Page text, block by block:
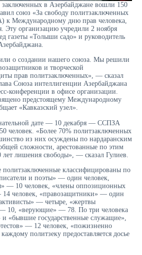
заключенных в Азербайджане вошли 150
союз «За свободу политзаключенных
к Международному дню прав человека,
Эту организацию учредили 2 ноября
газеты «Толыши садо» и руководитель
о создании нашего союза. Мы решили
и творческой
прав политзаключенных», — сказал
Союза интеллигенции Азербайджана
конференции в офисе организации.
предстоящему Международному
«Кавказский узел».
дате — 10 декабря — ССПЗА
человек. «Более 70% политзаключенных
из них осуждены по нардаранским
сложности, арестованные по этим
лишения свободы», — сказал Гулиев.
политзаключенные классифицированы по
и поэты» — один человек,
— 10 человек, «члены оппозиционных
человек, «правозащитники» — один
— четыре, «жертвы
10, «верующие» — 78. По три человека
«бывшие государственные служащие»,
— 12 человек, «пожизненно
политзеку предоставляется досье